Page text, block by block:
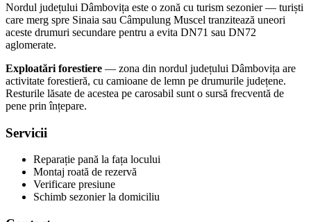
Nordul județului Dâmbovița este o zonă cu turism sezonier — turiști
care merg spre Sinaia sau Câmpulung Muscel tranzitează uneori
aceste drumuri secundare pentru a evita DN71 sau DN72
aglomerate.
Exploatări forestiere — zona din nordul județului Dâmbovița are
activitate forestieră, cu camioane de lemn pe drumurile județene.
Resturile lăsate de acestea pe carosabil sunt o sursă frecventă de
pene prin înțepare.
Servicii
Reparație pană la fața locului
Montaj roată de rezervă
Verificare presiune
Schimb sezonier la domiciliu